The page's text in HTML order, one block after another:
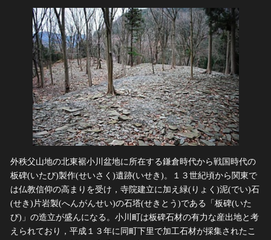
外秩父山地の北東裾小川盆地に所在する鎌倉時代から戦国時代の
板碑(いたび)製作(せいさく)遺跡(いせき)。１３世紀頃から関東で
は仏教信仰の高まりを受け，寺院建立に加え緑(りょく)泥(でい)石
(せき)片岩製(へんがんせい)の石塔(せきとう)である「板碑(いた
び)」の造立が盛んになる。小川町は板碑石材の有力な産出地と考
えられており，平成１３年に同町下里で加工石材が採集されたこ